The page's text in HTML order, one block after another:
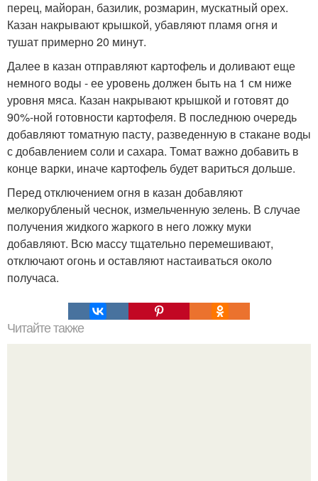
перец, майоран, базилик, розмарин, мускатный орех.
Казан накрывают крышкой, убавляют пламя огня и
тушат примерно 20 минут.
Далее в казан отправляют картофель и доливают еще
немного воды - ее уровень должен быть на 1 см ниже
уровня мяса. Казан накрывают крышкой и готовят до
90%-ной готовности картофеля. В последнюю очередь
добавляют томатную пасту, разведенную в стакане воды
с добавлением соли и сахара. Томат важно добавить в
конце варки, иначе картофель будет вариться дольше.
Перед отключением огня в казан добавляют
мелкорубленый чеснок, измельченную зелень. В случае
получения жидкого жаркого в него ложку муки
добавляют. Всю массу тщательно перемешивают,
отключают огонь и оставляют настаиваться около
получаса.
Читайте также